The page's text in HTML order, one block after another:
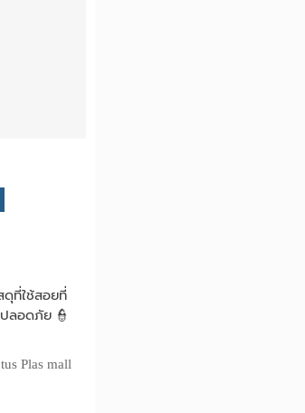
ดุที่ใช้สอยที่
ลอดภัย 👮
Plas mall